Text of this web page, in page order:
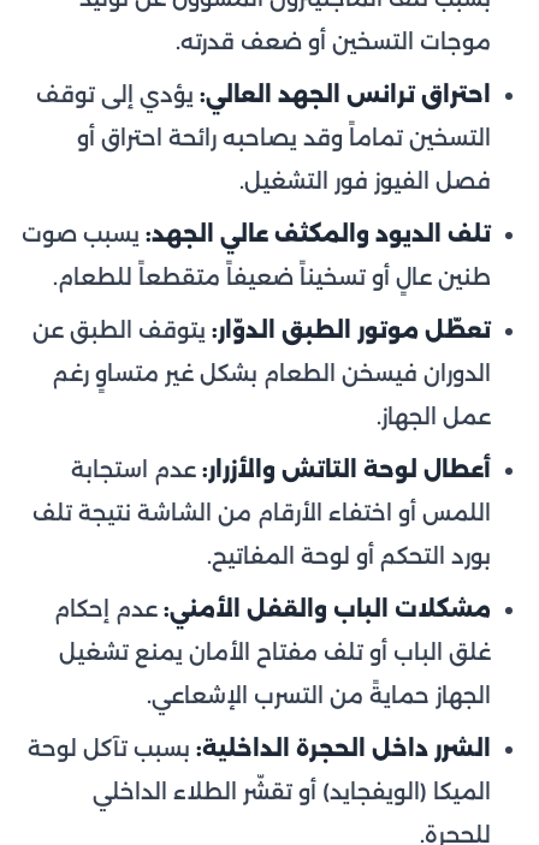
موجات التسخين أو ضعف قدرته.
احتراق ترانس الجهد العالي: يؤدي إلى توقف
التسخين تماماً وقد يصاحبه رائحة احتراق أو
فصل الفيوز فور التشغيل.
تلف الديود والمكثف عالي الجهد: يسبب صوت
طنين عالٍ أو تسخيناً ضعيفاً متقطعاً للطعام.
تعطّل موتور الطبق الدوّار: يتوقف الطبق عن
الدوران فيسخن الطعام بشكل غير متساوٍ رغم
عمل الجهاز.
أعطال لوحة التاتش والأزرار: عدم استجابة
اللمس أو اختفاء الأرقام من الشاشة نتيجة تلف
بورد التحكم أو لوحة المفاتيح.
مشكلات الباب والقفل الأمني: عدم إحكام
غلق الباب أو تلف مفتاح الأمان يمنع تشغيل
الجهاز حمايةً من التسرب الإشعاعي.
الشرر داخل الحجرة الداخلية: بسبب تآكل لوحة
الميكا (الويفجايد) أو تقشّر الطلاء الداخلي
للحجرة.